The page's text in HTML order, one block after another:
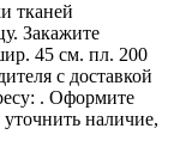
тканей
Закажите
45 см. пл. 200
с доставкой
. Оформите
наличие,